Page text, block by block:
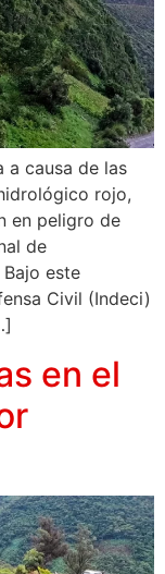
a causa de las
rojo,
en peligro de
de
este
Civil (Indeci)
en el